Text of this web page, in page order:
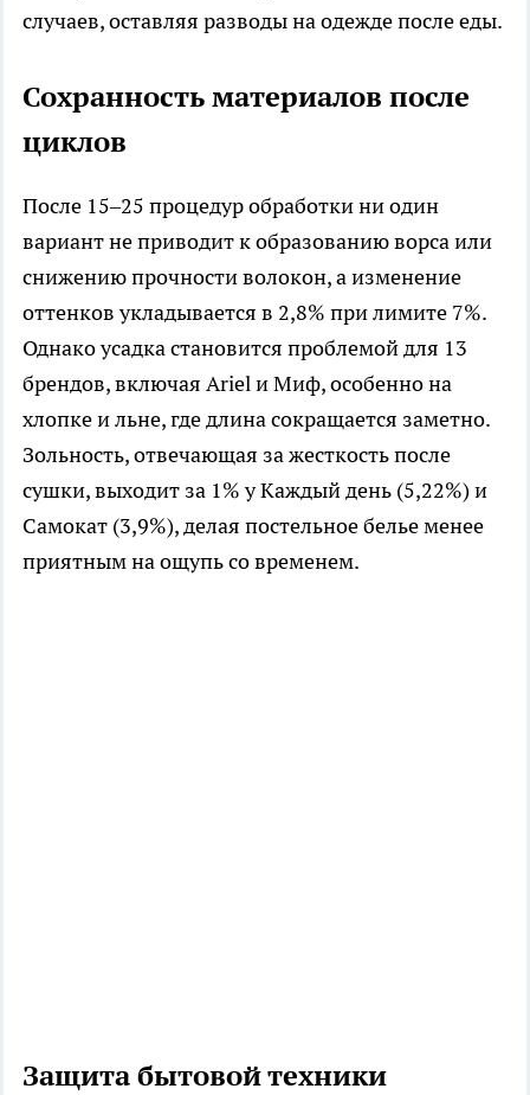
случаев, оставляя разводы на одежде после еды.​
Сохранность материалов после
циклов
После 15–25 процедур обработки ни один
вариант не приводит к образованию ворса или
снижению прочности волокон, а изменение
оттенков укладывается в 2,8% при лимите 7%.
Однако усадка становится проблемой для 13
брендов, включая Ariel и Миф, особенно на
хлопке и льне, где длина сокращается заметно.
Зольность, отвечающая за жесткость после
сушки, выходит за 1% у Каждый день (5,22%) и
Самокат (3,9%), делая постельное белье менее
приятным на ощупь со временем.​
Защита бытовой техники